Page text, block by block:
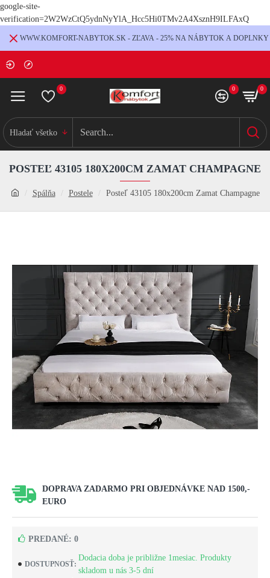
google-site-
verification=2W2WzCtQ5ydnNyYlA_Hcc5Hi0TMv2A4XsznH9ILFAxQ
WWW.KOMFORT-NABYTOK.SK - ZĽAVA - 25% NA NÁBYTOK A DOPLNKY
0 0 0
Hladať všetko
Spálňa Postele Posteľ 43105 180x200cm Zamat Champagne
POSTEĽ 43105 180X200CM ZAMAT CHAMPAGNE
DOPRAVA ZADARMO PRI OBJEDNÁVKE NAD 1500,-
EURO
DOSTUPNOSŤ:
Dodacia doba je približne 1mesiac. Produkty
skladom u nás 3-5 dní
PREDANÉ: 0